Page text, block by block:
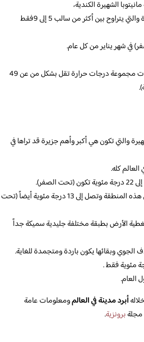
الشهيرة الكندية،
وذلك بانخفاض معدل نموذجي لمختلف درجات الحرارة والتي يتراوح بين أكثر من سالب 5 إلى 9فقط
حيث أنه في شتاء عام 1966، قد زُعم أن المدينة قد شهدت مجموعة درجات حرارة تقل بشكل من عن 49
والتي تكون هي أكبر وأهم جزيرة قد تراها في
كله.
ويكون هذا أعلى درجة حرارة قد من الممكن ان تحدث في هذه المنطقة وتصل إلى 13 درجة مئوية أيضاً (تحت
الأرض بطبقة مختلفة جليدية سميكة جداً
وبقائها يكون باردة ومتجمدة للغاية.
العام.
أبرد مدينة في العالمومعلومات عامة
مجلةبرونزية.